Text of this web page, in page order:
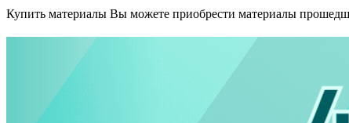
Купить материалы Вы можете приобрести материалы